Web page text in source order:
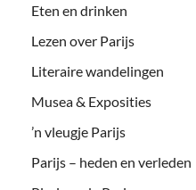
Eten en drinken
Lezen over Parijs
Literaire wandelingen
Musea & Exposities
’n vleugje Parijs
Parijs – heden en verleden